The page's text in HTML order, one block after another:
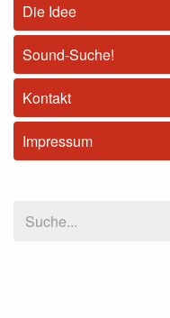
Die Idee
Sound-Suche!
Kontakt
Impressum